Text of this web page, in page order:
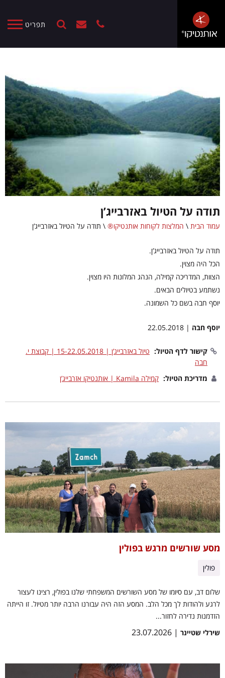
תפריט
תודה על הטיול באזרבייג’ן
עמוד הבית \ המלצות לקוחות אותנטיקו® \ תודה על הטיול באזרבייג’ן
תודה על הטיול באזרבייג’ן.
הכל היה מצוין.
הצוות, המדריכה קמילה, הנהג המלונות היו מצוין.
נשתמע בטיולים הבאים.
יוסף חבה בשם כל השמונה.
יוסף חבה | 22.05.2018
קישור לדף הטיול:
טיול באזרבייג’ן | 15-22.05.2018 | קבוצת י.
חבה
מדריכת הטיול: קמילה Kamila | אותנטיקו אזרבייג’ן
מסע שורשים מרגש בפולין
פולין
שלום דב, עם סיומו של מסע השורשים המשפחתי שלנו בפולין, רצינו לעצור
לרגע ולהודות לך מכל הלב. המסע הזה היה עבורנו הרבה יותר מטיול. זו הייתה
הזדמנות נדירה לחזור...
שירלי שטיינר | 23.07.2026